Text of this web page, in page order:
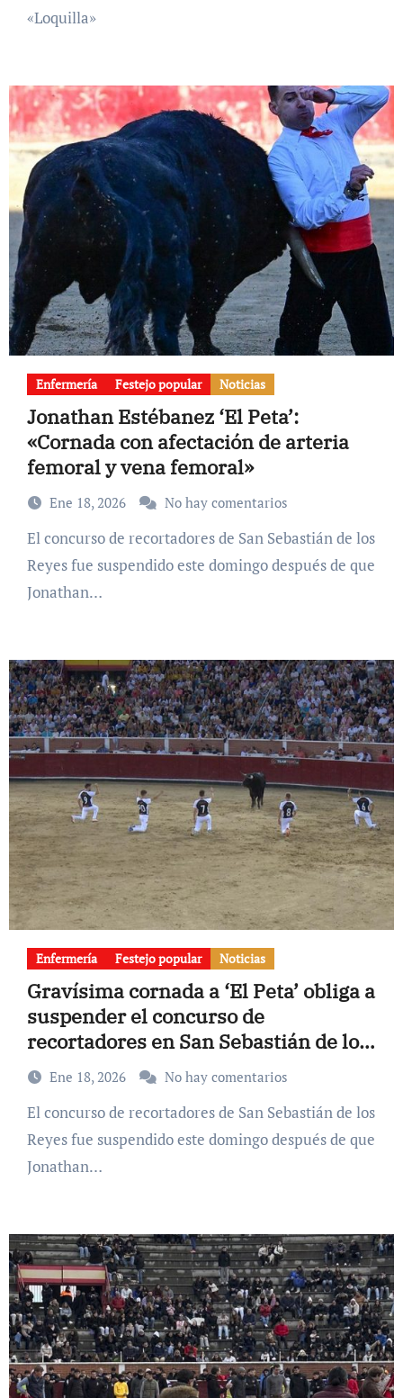
«Loquilla»
Enfermería Festejo popular Noticias
Jonathan Estébanez ‘El Peta’:
«Cornada con afectación de arteria
femoral y vena femoral»
Ene 18, 2026 No hay comentarios
El concurso de recortadores de San Sebastián de los
Reyes fue suspendido este domingo después de que
Jonathan…
Enfermería Festejo popular Noticias
Gravísima cornada a ‘El Peta’ obliga a
suspender el concurso de
recortadores en San Sebastián de los
Reyes
Ene 18, 2026 No hay comentarios
El concurso de recortadores de San Sebastián de los
Reyes fue suspendido este domingo después de que
Jonathan…